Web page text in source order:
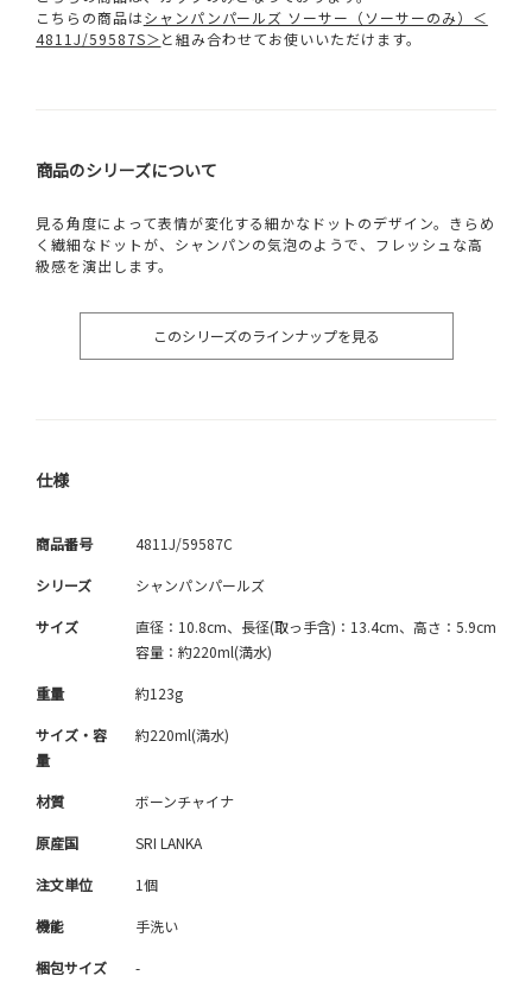
こちらの商品はシャンパンパールズ ソーサー（ソーサーのみ）＜
4811J/59587S＞と組み合わせてお使いいただけます。
商品のシリーズについて
見る角度によって表情が変化する細かなドットのデザイン。きらめ
く繊細なドットが、シャンパンの気泡のようで、フレッシュな高
級感を演出します。
このシリーズのラインナップを見る
仕様
商品番号 4811J/59587C
シリーズ シャンパンパールズ
サイズ
直径：10.8cm、長径(取っ手含)：13.4cm、高さ：5.9cm
容量：約220ml(満水)
重量 約123g
サイズ・容
量
約220ml(満水)
材質 ボーンチャイナ
原産国 SRI LANKA
注文単位 1個
機能 手洗い
梱包サイズ -